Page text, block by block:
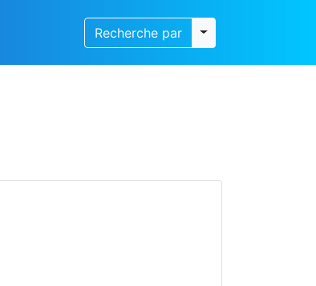
Recherche par Toggle dropdown